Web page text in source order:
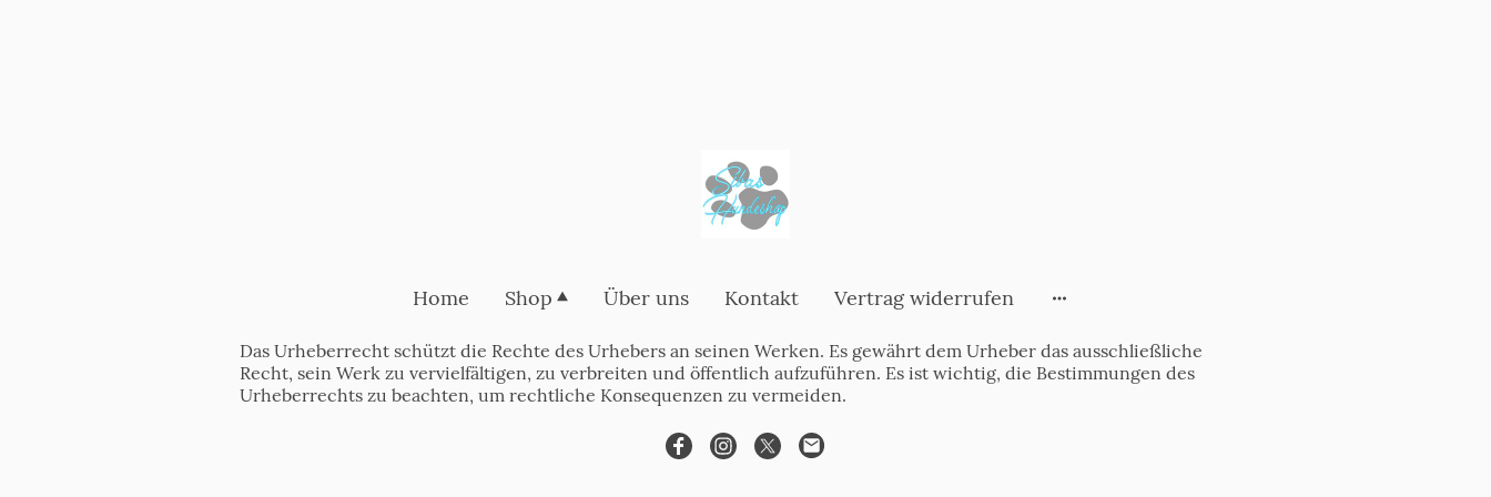
Home Shop Über uns Kontakt Vertrag widerrufen
Das Urheberrecht schützt die Rechte des Urhebers an seinen Werken. Es gewährt dem Urheber das ausschließliche
Recht, sein Werk zu vervielfältigen, zu verbreiten und öffentlich aufzuführen. Es ist wichtig, die Bestimmungen des
Urheberrechts zu beachten, um rechtliche Konsequenzen zu vermeiden.